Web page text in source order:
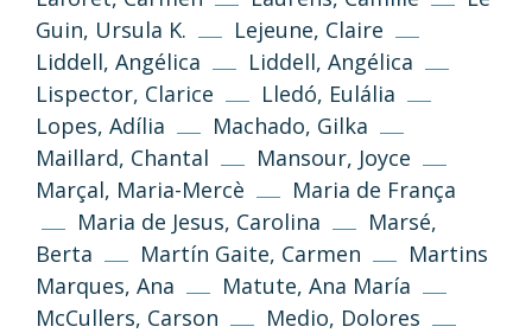
Guin, Ursula K.
Lejeune, Claire
Liddell, Angélica
Liddell, Angélica
Lispector, Clarice
Lledó, Eulália
Lopes, Adília
Machado, Gilka
Maillard, Chantal
Mansour, Joyce
Marçal, Maria-Mercè
Maria de França
Maria de Jesus, Carolina
Marsé,
Berta
Martín Gaite, Carmen
Martins
Marques, Ana
Matute, Ana María
McCullers, Carson
Medio, Dolores